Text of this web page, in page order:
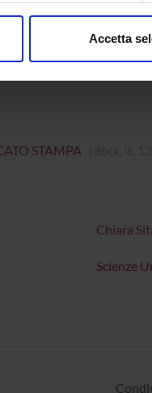
qualsiasi momento
loro servizi.
Accetta
STAMPA
Chiara
Scienze